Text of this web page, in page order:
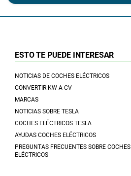
ESTO TE PUEDE INTERESAR
NOTICIAS DE COCHES ELÉCTRICOS
CONVERTIR KW A CV
MARCAS
NOTICIAS SOBRE TESLA
COCHES ELÉCTRICOS TESLA
AYUDAS COCHES ELÉCTRICOS
PREGUNTAS FRECUENTES SOBRE COCHES
ELÉCTRICOS